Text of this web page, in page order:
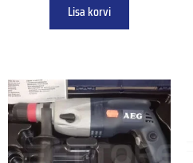
Lisa korvi